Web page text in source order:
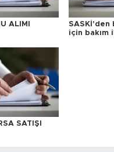
ALIMI
SASKİ'den
için bakım
SATIŞI